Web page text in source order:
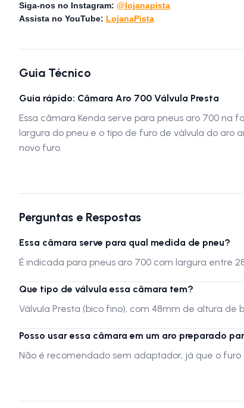
Siga-nos no Instagram: @lojanapista
Assista no YouTube: LojanaPista
Guia Técnico
Guia rápido: Câmara Aro 700 Válvula Presta
Essa câmara Kenda serve para pneus aro 700 na
largura do pneu e o tipo de furo de válvula do aro
novo furo.
Perguntas e Respostas
Essa câmara serve para qual medida de pneu?
É indicada para pneus aro 700 com largura entre
Que tipo de válvula essa câmara tem?
Válvula Presta (bico fino), com 48mm de altura de
Posso usar essa câmara em um aro preparado
Não é recomendado sem adaptador, já que o